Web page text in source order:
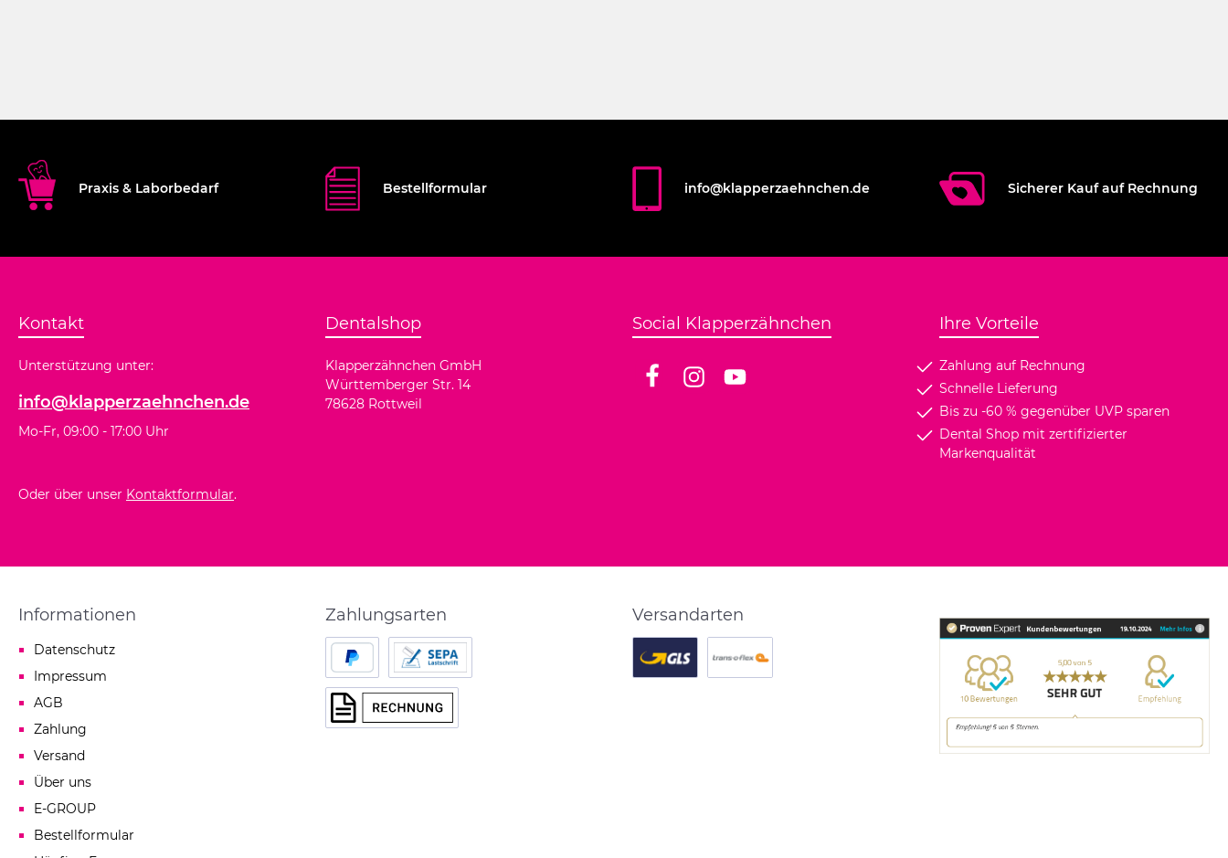
Praxis & Laborbedarf Bestellformular info@klapperzaehnchen.de Sicherer Kauf auf Rechnung
Kontakt
Unterstützung unter:
info@klapperzaehnchen.de
Mo-Fr, 09:00 - 17:00 Uhr
Oder über unser Kontaktformular.
Dentalshop
Klapperzähnchen GmbH
Württemberger Str. 14
78628 Rottweil
Ihre Vorteile
Zahlung auf Rechnung
Schnelle Lieferung
Bis zu -60 % gegenüber UVP sparen
Dental Shop mit zertifizierter
Markenqualität
Social Klapperzähnchen
FacebookInstagramYouTube
Informationen
Datenschutz
Impressum
AGB
Zahlung
Versand
Über uns
E-GROUP
Bestellformular
Zahlungsarten
PayPal Lastschrift
Versandarten